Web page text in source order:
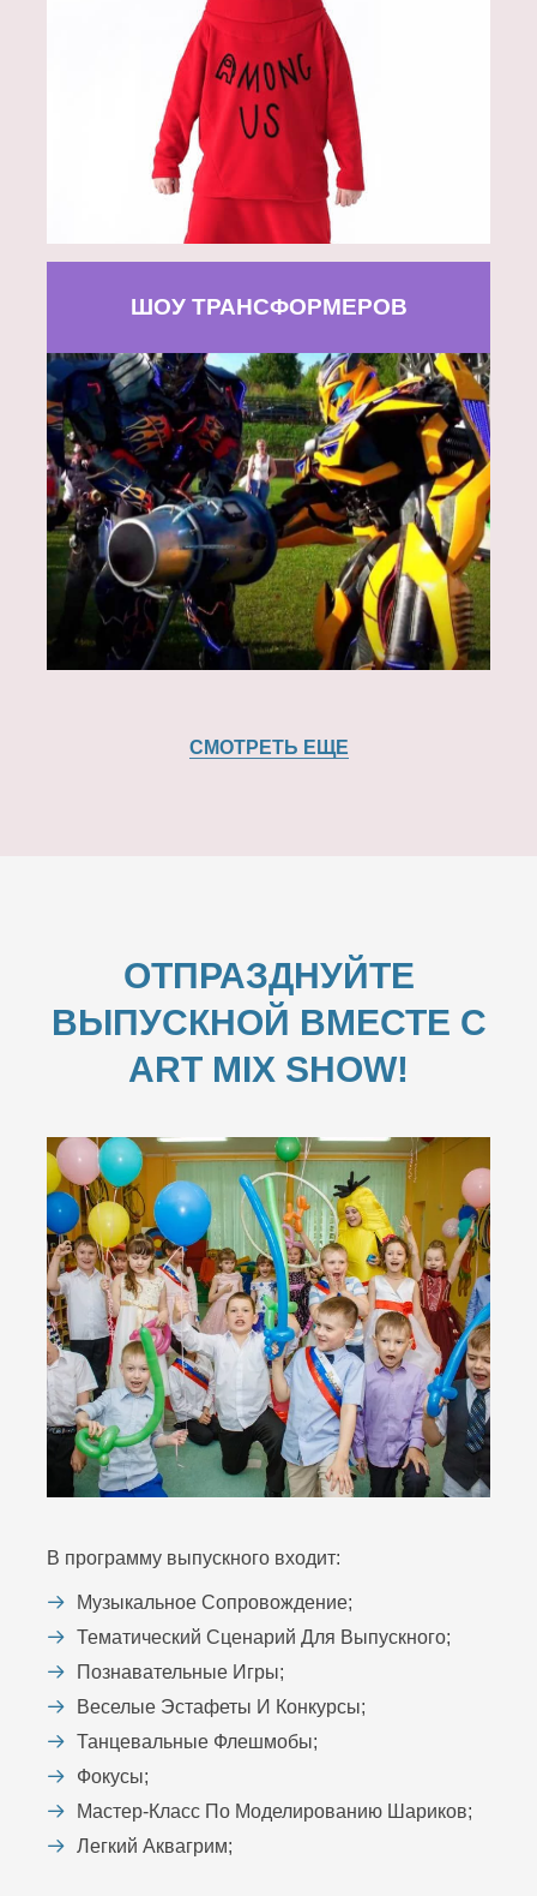
ШОУ ТРАНСФОРМЕРОВ
СМОТРЕТЬ ЕЩЕ
ОТПРАЗДНУЙТЕ
ВЫПУСКНОЙ ВМЕСТЕ С
ART MIX SHOW!
В программу выпускного входит:
Музыкальное Сопровождение;
Тематический Сценарий Для Выпускного;
Познавательные Игры;
Веселые Эстафеты И Конкурсы;
Танцевальные Флешмобы;
Фокусы;
Мастер-Класс По Моделированию Шариков;
Легкий Аквагрим;